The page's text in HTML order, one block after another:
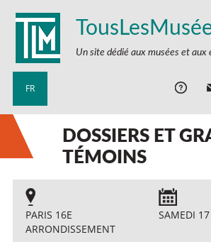
Un site dédié aux musées et aux
FR
DOSSIERS ET
TÉMOINS
PARIS 16E
ARRONDISSEMENT
SAMEDI